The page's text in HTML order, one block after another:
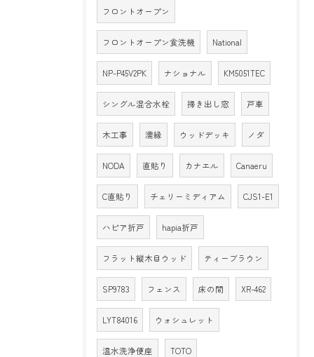
フロントオープン
フロントオープン食洗機 National
NP-P45V2PK ナショナル KM5051TEC
シングル混合水栓 掃き出し窓 戸車
木工事 濡縁 ウッドデッキ ノダ
NODA 直貼り カナエル Canaeru
C直貼り チェリーミディアム CJS1-E1
ハピア折戸 hapia折戸
フラット縦木目ウッド ティーブラウン
SP9783 フェンス 床の間 XR-462
LYT84016 ウォシュレット
温水洗浄便座 TOTO